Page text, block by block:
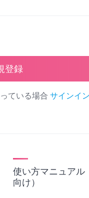
登録
ている場合 サインイン
使い方マニュアル
向け）